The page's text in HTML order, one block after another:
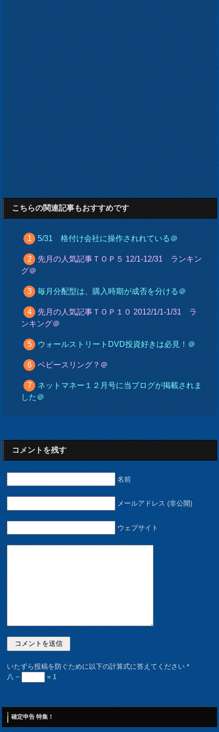
こちらの関連記事もおすすめです
5/31 格付け会社に操作されれている＠
先月の人気記事ＴＯＰ５ 12/1-12/31 ランキン
グ＠
毎月分配型は、購入時期が成否を分ける＠
先月の人気記事ＴＯＰ１０ 2012/1/1-1/31 ラ
ンキング＠
ウォールストリートDVD投資好きは必見！＠
ベビースリング？＠
ネットマネー１２月号に当ブログが掲載されま
した＠
コメントを残す
名前
メールアドレス (非公開)
ウェブサイト
いたずら投稿を防ぐために以下の計算式に答えてください*
八 −
= 1
確定申告 特集！